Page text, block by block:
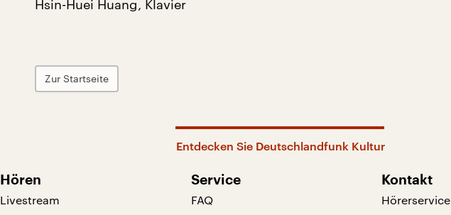
Hsin-Huei Huang, Klavier
Zur Startseite
Entdecken Sie Deutschlandfunk Kultur
Hören
Livestream
Service
FAQ
Kontakt
Hörerservice